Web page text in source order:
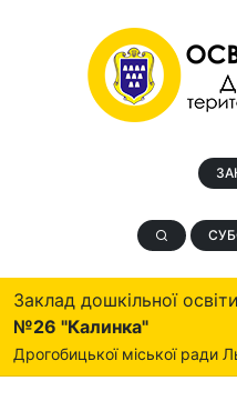
Заклад дошкільної
№26 "Калинка"
Дрогобицької міської ради